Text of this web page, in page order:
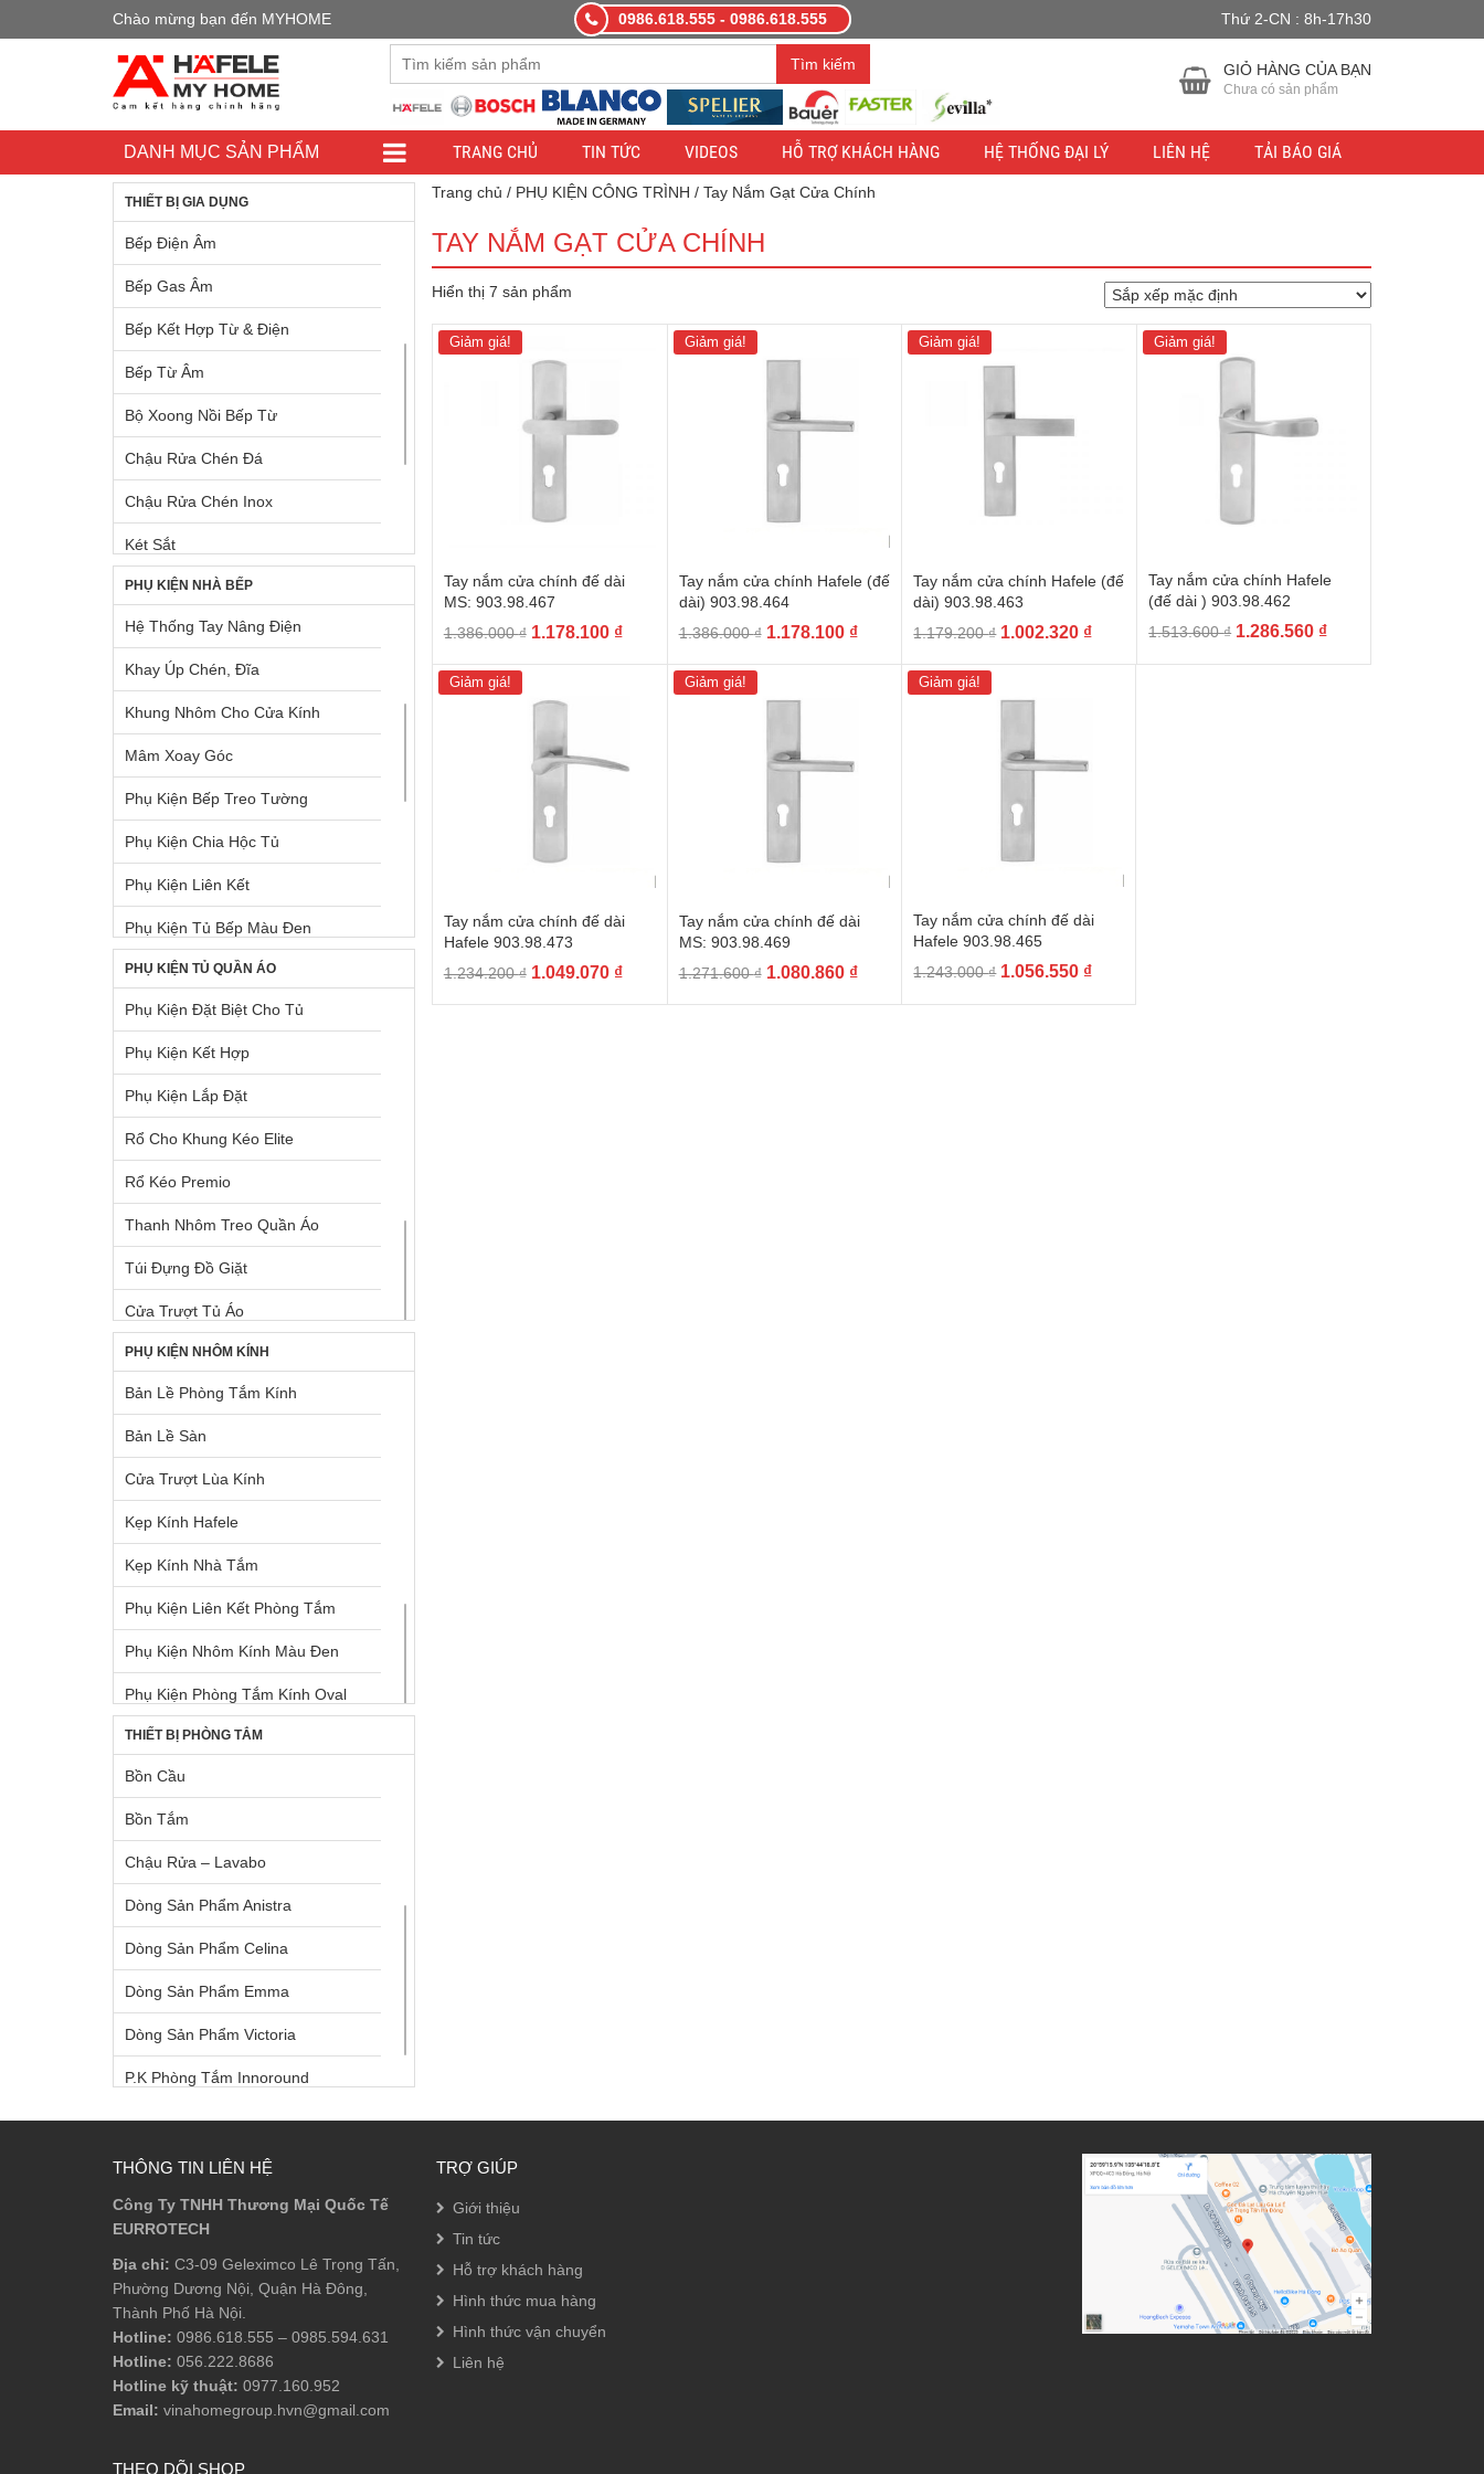
Chào mừng bạn đến MYHOME 0986.618.555 - 0986.618.555 Thứ 2-CN : 8h-17h30
Tìm kiếm GIỎ HÀNG CỦA BẠN
Chưa có sản phẩm
DANH MỤC SẢN PHẨM TRANG CHỦ TIN TỨC VIDEOS HỖ TRỢ KHÁCH HÀNG HỆ THỐNG ĐẠI LÝ LIÊN HỆ TẢI BÁO GIÁ
Trang chủ / PHỤ KIỆN CÔNG TRÌNH / Tay Nắm Gạt Cửa Chính
TAY NẮM GẠT CỬA CHÍNH
Hiển thị 7 sản phẩm
Giảm giá!
Tay nắm cửa chính đế dài
MS: 903.98.467
1.386.000₫ Giá
1.386.000 ₫.
1.178.100 ₫Giá
Giảm giá!
Tay nắm cửa chính Hafele (đế
dài) 903.98.464
1.386.000₫ Giá
1.386.000 ₫.
1.178.100 ₫Giá
Giảm giá!
Tay nắm cửa chính Hafele (đế
dài) 903.98.463
1.179.200₫ Giá
1.179.200 ₫.
1.002.320 ₫Giá
Giảm giá!
Tay nắm cửa chính Hafele
(đế dài ) 903.98.462
1.513.600₫ Giá
1.286.560 ₫Giá
Giảm giá!
Tay nắm cửa chính đế dài
Hafele 903.98.473
1.234.200₫ Giá
1.049.070 ₫Giá
Giảm giá!
Tay nắm cửa chính đế dài
MS: 903.98.469
1.271.600₫ Giá
1.080.860 ₫Giá
Giảm giá!
Tay nắm cửa chính đế dài
Hafele 903.98.465
1.243.000₫ Giá
1.056.550 ₫Giá
THIẾT BỊ GIA DỤNG
Bếp Điện Âm
Bếp Gas Âm
Bếp Kết Hợp Từ & Điện
Bếp Từ Âm
Bộ Xoong Nồi Bếp Từ
Chậu Rửa Chén Đá
Chậu Rửa Chén Inox
Két Sắt
Lò Nướng Âm Tủ
Lò Nướng Ngoài Trời
Máy Giặt & Máy Sấy
Máy Hút Mùi Âm Tủ
Máy Hút Mùi Gắn Tường
Máy Pha Cà Phê
Máy Rửa Chén
Máy Xay, Máy Ép Trái Cây
Phụ Kiện Chậu + Máy Hút Mùi
Tủ Lạnh
Vòi Rửa Chén Đá
Vòi Rửa Chén Kim Loại
TỦ LẠNH BOSCH
PHỤ KIỆN NHÀ BẾP
Hệ Thống Tay Nâng Điện
Khay Úp Chén, Đĩa
Khung Nhôm Cho Cửa Kính
Mâm Xoay Góc
Phụ Kiện Bếp Treo Tường
Phụ Kiện Chia Hộc Tủ
Phụ Kiện Liên Kết
Phụ Kiện Tủ Bếp Màu Đen
Pittong Đẩy Cánh Tủ
Ray Hộp Bên Trong Tủ Dưới
Ray Hộp Cho Mặt Hộc Tủ
Ray Hộp Cho Ngăn Kéo Góc
Ray Hộp Dưới Chậu Rửa
Ray Hộp Hafele
Ray Trượt Điện Tự Động
Rổ Chứa Dụng Cụ Vệ Sinh
Rổ Kéo Dùng Cho Tủ Cao
Rổ Kéo Dùng Cho Tủ Dưới
Rổ Kéo Góc
Tấm Lót Hộc Tủ
Tay Nắm Dạng Thanh Nhôm
Tay Nắm Tủ
Tay Nắm Tủ Âm
Tay Nâng Blum
Tay Nâng Hafele
Thùng Rác
PHỤ KIỆN TỦ QUẦN ÁO
Phụ Kiện Đặt Biệt Cho Tủ
Phụ Kiện Kết Hợp
Phụ Kiện Lắp Đặt
Rổ Cho Khung Kéo Elite
Rổ Kéo Premio
Thanh Nhôm Treo Quần Áo
Túi Đựng Đồ Giặt
Cửa Trượt Tủ Áo
Khay Cho Khung Kéo Elite
Khung Kéo Elite
Khung Treo Quần Áo Elite
PHỤ KIỆN NHÔM KÍNH
Bản Lề Phòng Tắm Kính
Bản Lề Sàn
Cửa Trượt Lùa Kính
Kẹp Kính Hafele
Kẹp Kính Nhà Tắm
Phụ Kiện Liên Kết Phòng Tắm
Phụ Kiện Nhôm Kính Màu Đen
Phụ Kiện Phòng Tắm Kính Oval
Phụ Kiện Phòng Tắm Kính Vuông
Ron Định Vị Kính
Tay Nắm Cửa Kính
THIẾT BỊ PHÒNG TẮM
Bồn Cầu
Bồn Tắm
Chậu Rửa – Lavabo
Dòng Sản Phẩm Anistra
Dòng Sản Phẩm Celina
Dòng Sản Phẩm Emma
Dòng Sản Phẩm Victoria
P.K Phòng Tắm Innoround
P.K Phòng Tắm Innosquare
Phụ Kiện Âm
Phụ Kiện Bồn Tắm
Phụ Kiện Sen Tắm
Sen Tắm Đầu
Sen Tắm Đứng
Vòi Lavabo
THÔNG TIN LIÊN HỆ
Công Ty TNHH Thương Mại Quốc Tế
EURROTECH
Địa chỉ: C3-09 Geleximco Lê Trọng Tấn,
Phường Dương Nội, Quận Hà Đông,
Thành Phố Hà Nội.
Hotline: 0986.618.555 – 0985.594.631
Hotline: 056.222.8686
Hotline kỹ thuật: 0977.160.952
Email: vinahomegroup.hvn@gmail.com
THEO DÕI SHOP
TRỢ GIÚP
Giới thiệu
Tin tức
Hỗ trợ khách hàng
Hình thức mua hàng
Hình thức vận chuyển
Liên hệ
Đây là cửa hàng demo nhằm mục đích thử nghiệm — các đơn hàng sẽ không có hiệu lực.